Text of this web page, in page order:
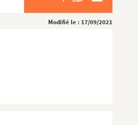
Modifié le : 17/09/2021